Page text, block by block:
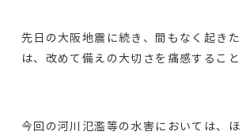
先日の大阪地震に続き、間もなく起き
は、改めて備えの大切さを痛感すること
今回の河川氾濫等の水害においては、